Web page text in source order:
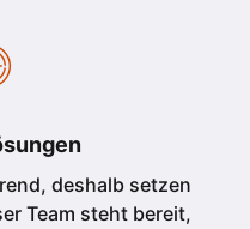
deshalb setzen
Team steht bereit,